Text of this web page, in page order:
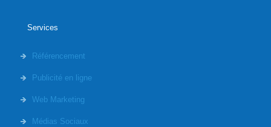
Services
Référencement
Publicité en ligne
Web Marketing
Médias Sociaux